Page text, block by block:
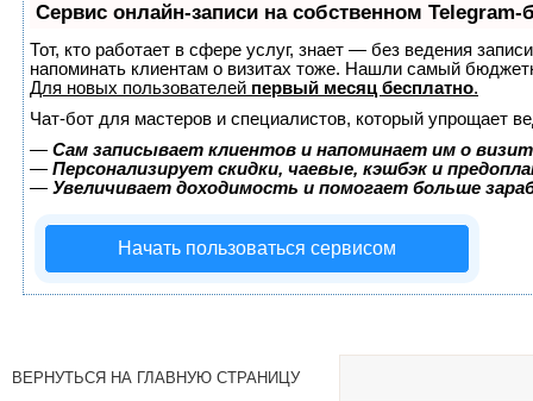
Сервис онлайн-записи на собственном Telegram-
Тот, кто работает в сфере услуг, знает — без ведения
напоминать клиентам о визитах тоже. Нашли самый
Для новых пользователей первый месяц бесплатно.
Чат-бот для мастеров и специалистов, который упрощает
— Сам записывает клиентов и напоминает им о
— Персонализирует скидки, чаевые, кэшбэк и
— Увеличивает доходимость и помогает больше
Начать пользоваться сервисом
ВЕРНУТЬСЯ НА ГЛАВНУЮ СТРАНИЦУ